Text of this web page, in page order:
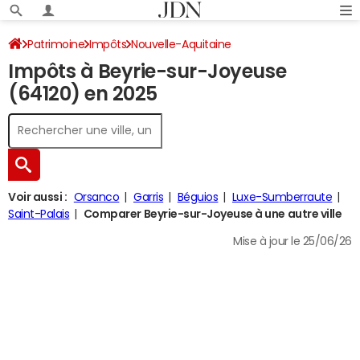
Patrimoine Impôts Nouvelle-Aquitaine
Pyrénées-Atlantiques Beyrie-sur-Joyeuse
Impôts à Beyrie-sur-Joyeuse
(64120) en 2025
Voir aussi : Orsanco Garris Béguios
Luxe-Sumberraute
Saint-Palais
Comparer Beyrie-sur-Joyeuse à une autre ville
Mise à jour le 25/06/26